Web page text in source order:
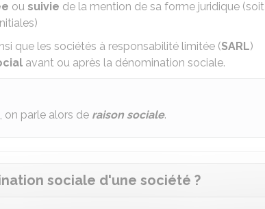
ou suivie de la mention de sa forme juridique (soit
que les sociétés à responsabilité limitée (SARL)
avant ou après la dénomination sociale.
, on parle alors de raison sociale.
sociale d'une société ?